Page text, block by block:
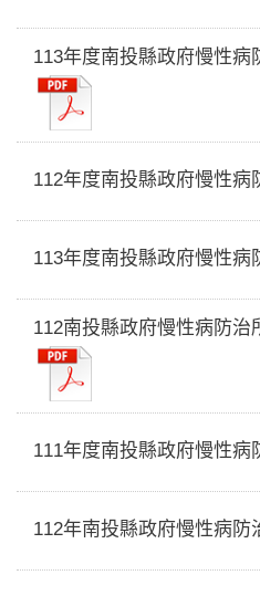
113年度南投縣政府慢性病
112年度南投縣政府慢性病
113年度南投縣政府慢性病
112南投縣政府慢性病防
111年度南投縣政府慢性病
112年南投縣政府慢性病防